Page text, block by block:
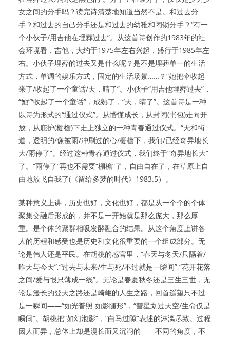
女之间的分手吗？读完诗清楚地知道当然不是。和过去分
手？和过去的自己分手还是和过去的幼稚和闭锁分手？“有一
个小伙子/用吉他在埋葬过去”。从这首诗创作的1983年的社
会环境看，吉他，大约于1975年左右兴起，盛行于1985年左
右。小伙子埋葬的过去又是什么呢？是不是埋葬单一的生活
方式，单调的娱乐方式，固定的生活场景……？“她把伞收起
来了/收起了一个童话/天，晴了”。小伙子“用吉他埋葬过去”，
“她”“收起了一个童话”，成熟了，“天，晴了”。这首诗是一种
以诗为形式的“通过仪式”。从懵懂成长，从封闭(书包)走向开
放，从庇护(棚檐)下走上独立的一种青春通过仪式。“天和街
道，透明的/像被雨/冲刷过的心/棚檐下，我们/已经奇异地长
大/雨停了”。经过这种青春通过仪式，我们终于“奇异地长大”
了。“雨停了”再也不需要“棚檐”了，自由自在了，在草原上自
由地放飞自我了(《留给多梦的时代》1983.5）。
某种意义上讲，历史也好，文化也好，都是从一个个的个体
聚集交融后形成的，并不是一开始就是那么庞大，那么厚
重。是个体的聚群相吸发酵融合的结果。从这个角度上讲各
人的历程和感受也是历史和文化很重要的一个组成部分。无
论是伟人还是平民。在胡桃的感官里，“春天与冬天/只隔着/
昨天与今天”,“过去与未来/生与死/不过就是一瞬间”,“花开花落
之间/爱与恨只薄成一线”。无论是春夏秋冬还是三生三世，无
论是漫长的登天之路还是崎岖的人生之路，回首遥望只不过
是一瞬间——“如光普照 如影随形”，“彗星划过天空/生命仅是
瞬间”。胡桃把“如幻泡影”，“白马过隙”表述的淋漓尽致。过程
因人而异，总体上却是漫长而又沉闷的——不同的角度，不